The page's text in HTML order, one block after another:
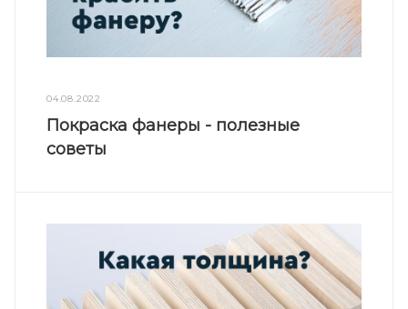
04.08.2022
Покраска фанеры - полезные
советы